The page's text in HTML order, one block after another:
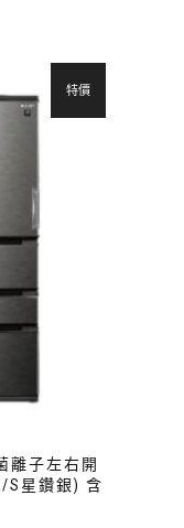
離子左右開
S星鑽銀) 含
特價